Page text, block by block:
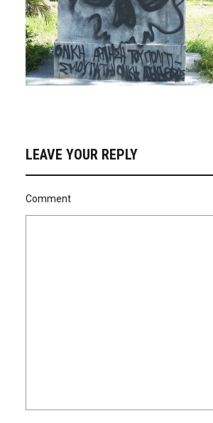
LEAVE YOUR REPLY
Comment